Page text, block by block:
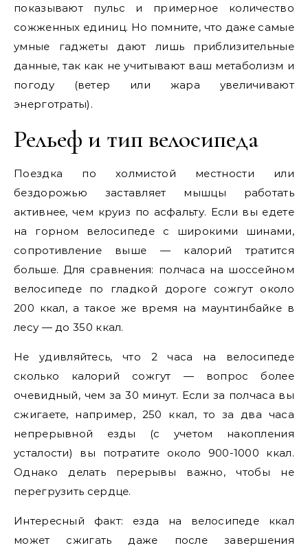
показывают пульс и примерное количество
сожженных единиц. Но помните, что даже самые
умные гаджеты дают лишь приблизительные
данные, так как не учитывают ваш метаболизм и
погоду (ветер или жара увеличивают
энерготраты).
Рельеф и тип велосипеда
Поездка по холмистой местности или
бездорожью заставляет мышцы работать
активнее, чем круиз по асфальту. Если вы едете
на горном велосипеде с широкими шинами,
сопротивление выше — калорий тратится
больше. Для сравнения: полчаса на шоссейном
велосипеде по гладкой дороге сожгут около
200 ккал, а такое же время на маунтинбайке в
лесу — до 350 ккал.
Не удивляйтесь, что 2 часа на велосипеде
сколько калорий сожгут — вопрос более
очевидный, чем за 30 минут. Если за полчаса вы
сжигаете, например, 250 ккал, то за два часа
непрерывной езды (с учетом накопления
усталости) вы потратите около 900-1000 ккал.
Однако делать перерывы важно, чтобы не
перегрузить сердце.
Интересный факт: езда на велосипеде ккал
может сжигать даже после завершения